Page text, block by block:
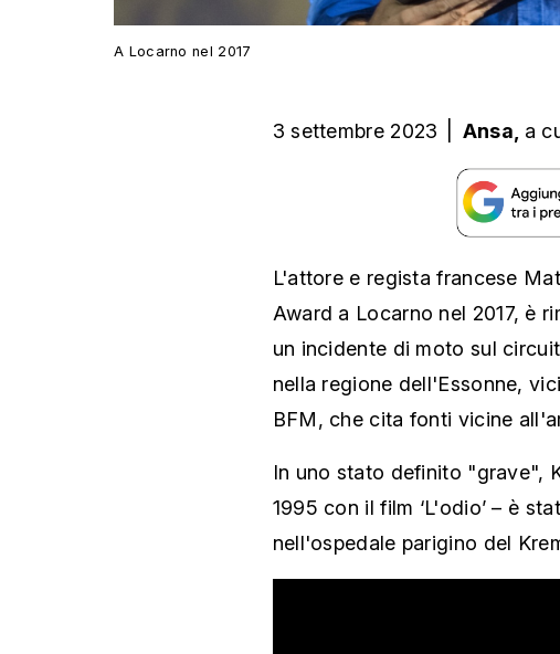
A Locarno nel 2017
3 settembre 2023 Ansa, a
L'attore e regista francese
Award a Locarno nel 2017, è
un incidente di moto sul
nella regione dell'Essonne,
BFM, che cita fonti vicine
In uno stato definito "grave",
1995 con il film ‘L'odio’ – è
nell'ospedale parigino del